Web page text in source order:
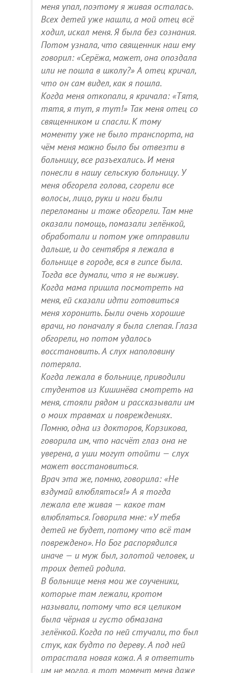
меня упал, поэтому я живая осталась.
Всех детей уже нашли, а мой отец всё
ходил, искал меня. Я была без сознания.
Потом узнала, что священник наш ему
говорил: «Серёжа, может, она опоздала
или не пошла в школу?» А отец кричал,
что он сам видел, как я пошла.
Когда меня откопали, я кричала: «Тятя,
тятя, я тут, я тут!» Так меня отец со
священником и спасли. К тому
моменту уже не было транспорта, на
чём меня можно было бы отвезти в
больницу, все разъехались. И меня
понесли в нашу сельскую больницу. У
меня обгорела голова, сгорели все
волосы, лицо, руки и ноги были
переломаны и тоже обгорели. Там мне
оказали помощь, помазали зелёнкой,
обработали и потом уже отправили
дальше, и до сентября я лежала в
больнице в городе, вся в гипсе была.
Тогда все думали, что я не выживу.
Когда мама пришла посмотреть на
меня, ей сказали идти готовиться
меня хоронить. Были очень хорошие
врачи, но поначалу я была слепая. Глаза
обгорели, но потом удалось
восстановить. А слух наполовину
потеряла.
Когда лежала в больнице, приводили
студентов из Кишинёва смотреть на
меня, стояли рядом и рассказывали им
о моих травмах и повреждениях.
Помню, одна из докторов, Корзикова,
говорила им, что насчёт глаз она не
уверена, а уши могут отойти — слух
может восстановиться.
Врач эта же, помню, говорила: «Не
вздумай влюбляться!» А я тогда
лежала еле живая — какое там
влюбляться. Говорила мне: «У тебя
детей не будет, потому что всё там
повреждено». Но Бог распорядился
иначе — и муж был, золотой человек, и
троих детей родила.
В больнице меня мои же соученики,
которые там лежали, кротом
называли, потому что вся целиком
была чёрная и густо обмазана
зелёнкой. Когда по ней стучали, то был
стук, как будто по дереву. А под ней
отрастала новая кожа. А я ответить
им не могла, в тот момент меня даже